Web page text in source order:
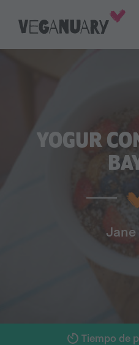
YOGUR
Jane
Tiempo de